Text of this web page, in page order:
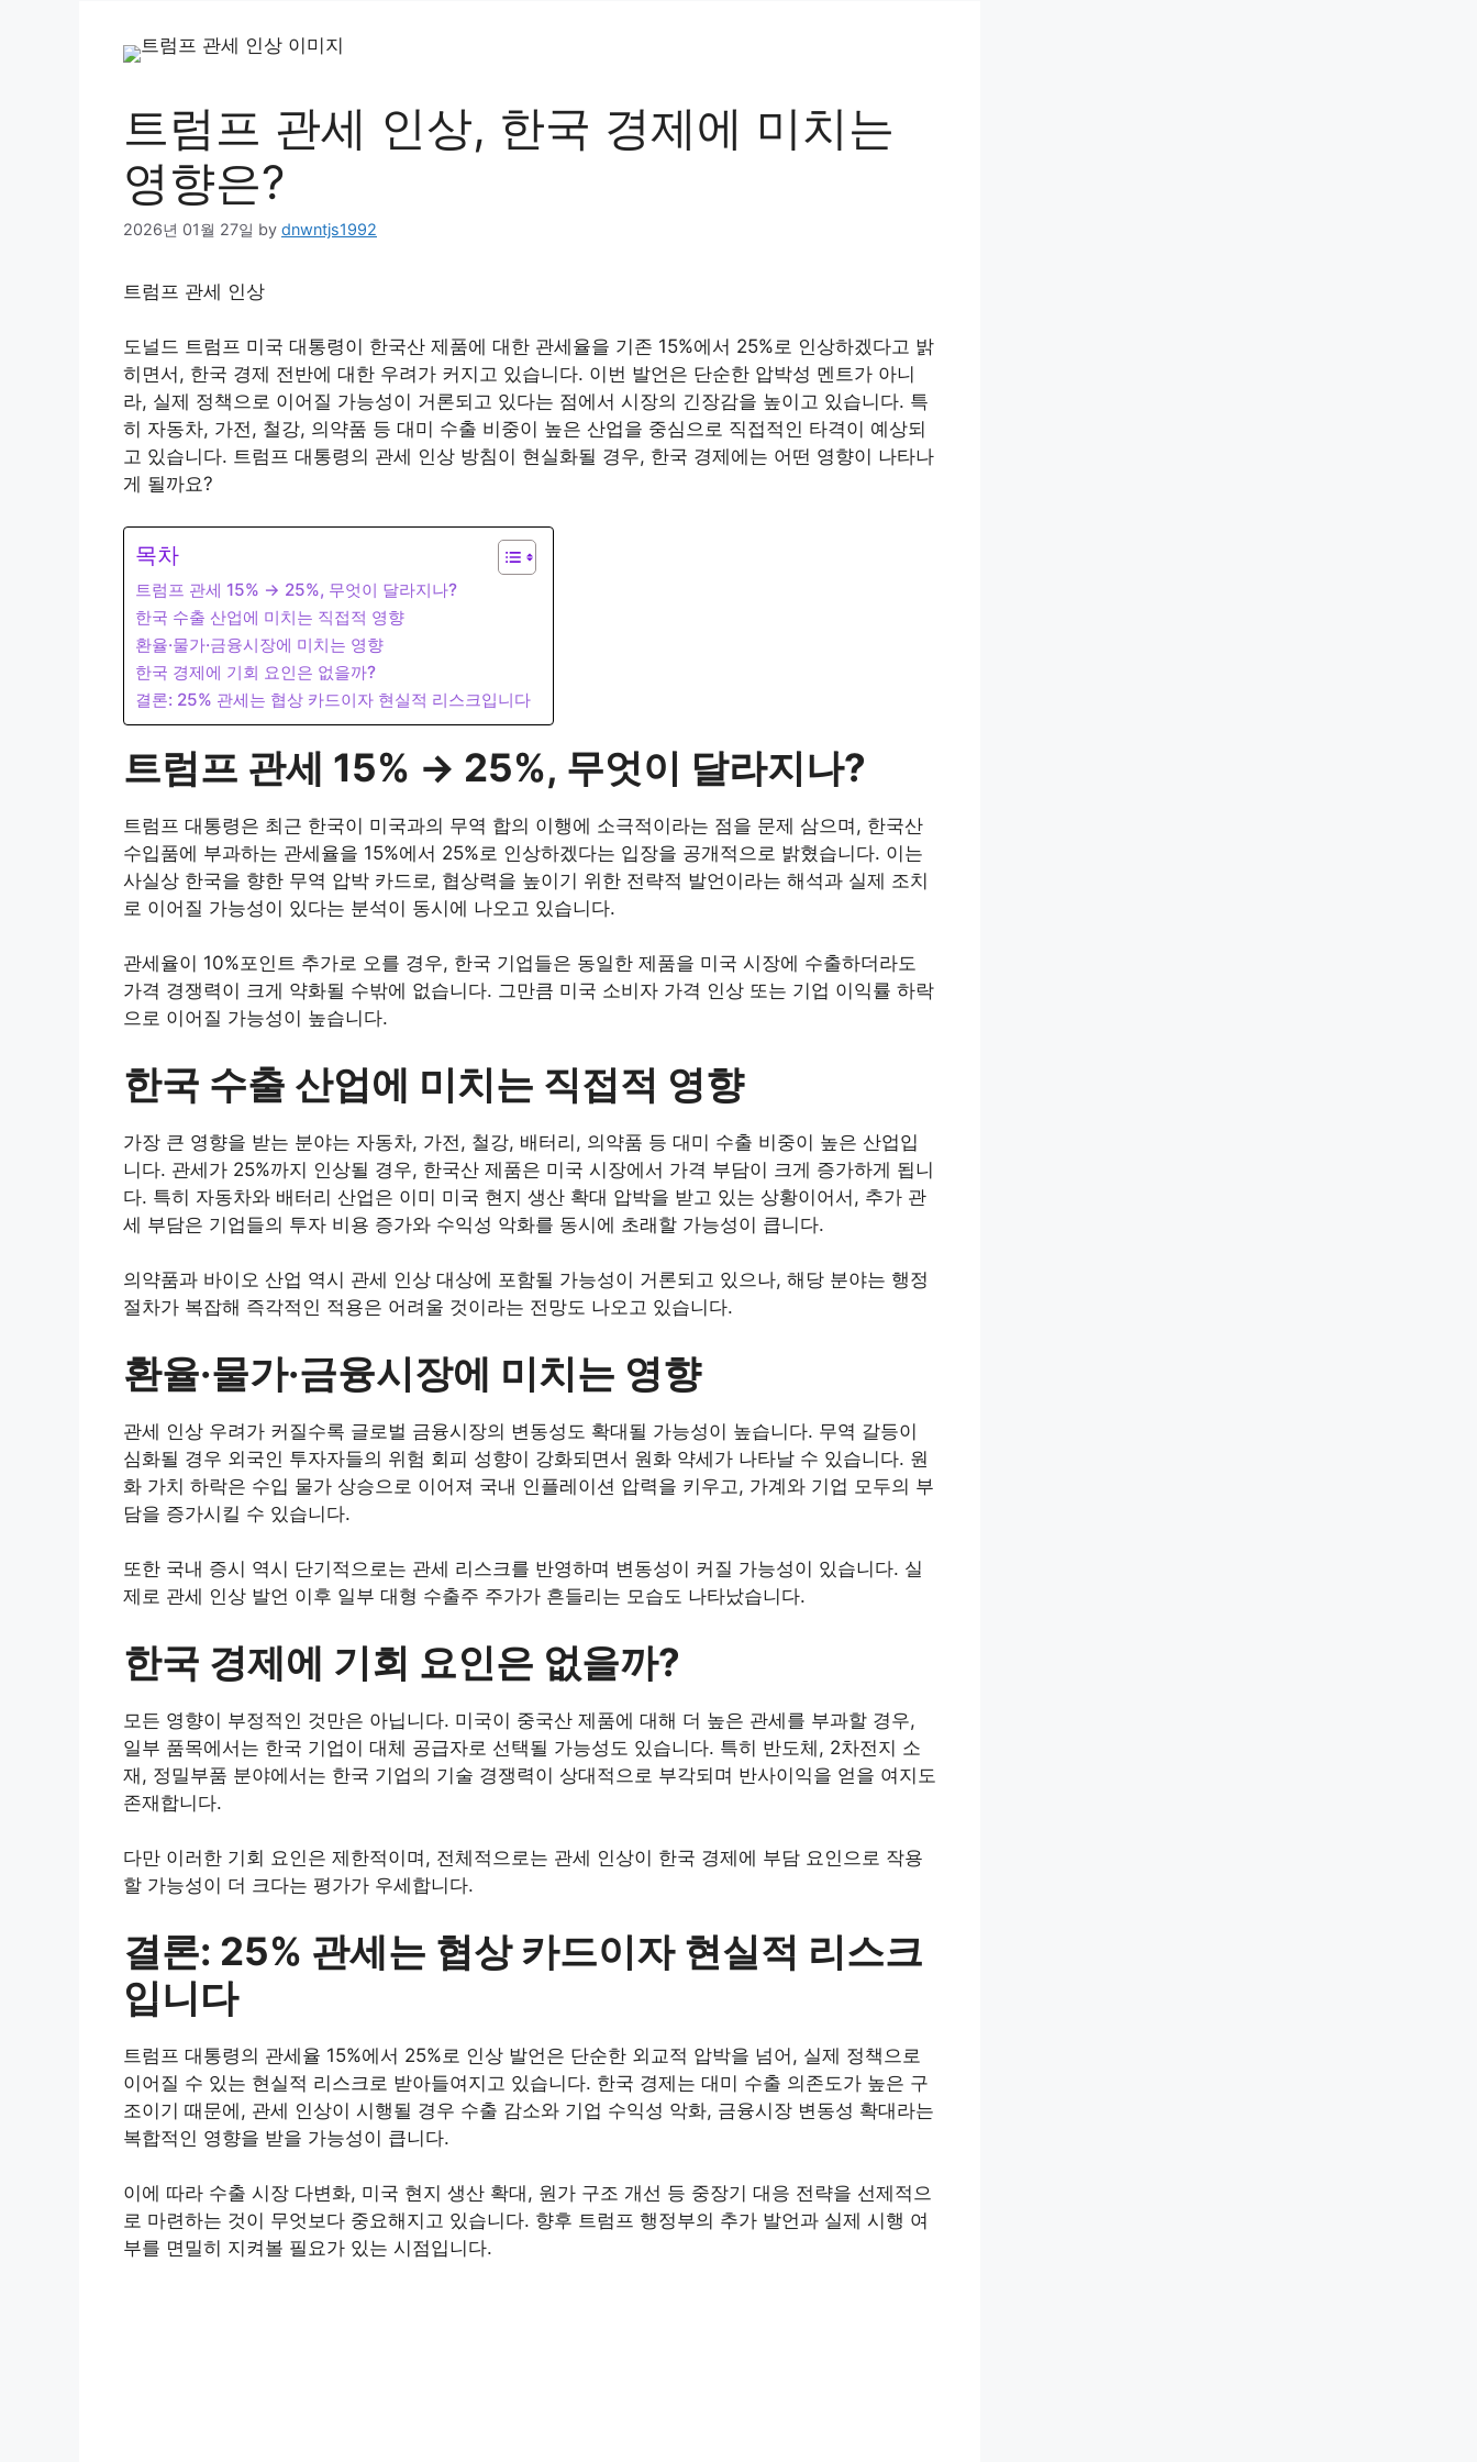
트럼프 관세 인상, 한국 경제에 미치는
영향은?
2026년 01월 27일 by dnwntjs1992
트럼프 관세 인상
도널드 트럼프 미국 대통령이 한국산 제품에 대한 관세율을 기존 15%에서 25%로 인상하겠다고 밝
히면서, 한국 경제 전반에 대한 우려가 커지고 있습니다. 이번 발언은 단순한 압박성 멘트가 아니
라, 실제 정책으로 이어질 가능성이 거론되고 있다는 점에서 시장의 긴장감을 높이고 있습니다. 특
히 자동차, 가전, 철강, 의약품 등 대미 수출 비중이 높은 산업을 중심으로 직접적인 타격이 예상되
고 있습니다. 트럼프 대통령의 관세 인상 방침이 현실화될 경우, 한국 경제에는 어떤 영향이 나타나
게 될까요?
목차
트럼프 관세 15% → 25%, 무엇이 달라지나?
한국 수출 산업에 미치는 직접적 영향
환율·물가·금융시장에 미치는 영향
한국 경제에 기회 요인은 없을까?
결론: 25% 관세는 협상 카드이자 현실적 리스크입니다
트럼프 관세 15% → 25%, 무엇이 달라지나?
트럼프 대통령은 최근 한국이 미국과의 무역 합의 이행에 소극적이라는 점을 문제 삼으며, 한국산
수입품에 부과하는 관세율을 15%에서 25%로 인상하겠다는 입장을 공개적으로 밝혔습니다. 이는
사실상 한국을 향한 무역 압박 카드로, 협상력을 높이기 위한 전략적 발언이라는 해석과 실제 조치
로 이어질 가능성이 있다는 분석이 동시에 나오고 있습니다.
관세율이 10%포인트 추가로 오를 경우, 한국 기업들은 동일한 제품을 미국 시장에 수출하더라도
가격 경쟁력이 크게 약화될 수밖에 없습니다. 그만큼 미국 소비자 가격 인상 또는 기업 이익률 하락
으로 이어질 가능성이 높습니다.
한국 수출 산업에 미치는 직접적 영향
가장 큰 영향을 받는 분야는 자동차, 가전, 철강, 배터리, 의약품 등 대미 수출 비중이 높은 산업입
니다. 관세가 25%까지 인상될 경우, 한국산 제품은 미국 시장에서 가격 부담이 크게 증가하게 됩니
다. 특히 자동차와 배터리 산업은 이미 미국 현지 생산 확대 압박을 받고 있는 상황이어서, 추가 관
세 부담은 기업들의 투자 비용 증가와 수익성 악화를 동시에 초래할 가능성이 큽니다.
의약품과 바이오 산업 역시 관세 인상 대상에 포함될 가능성이 거론되고 있으나, 해당 분야는 행정
절차가 복잡해 즉각적인 적용은 어려울 것이라는 전망도 나오고 있습니다.
환율·물가·금융시장에 미치는 영향
관세 인상 우려가 커질수록 글로벌 금융시장의 변동성도 확대될 가능성이 높습니다. 무역 갈등이
심화될 경우 외국인 투자자들의 위험 회피 성향이 강화되면서 원화 약세가 나타날 수 있습니다. 원
화 가치 하락은 수입 물가 상승으로 이어져 국내 인플레이션 압력을 키우고, 가계와 기업 모두의 부
담을 증가시킬 수 있습니다.
또한 국내 증시 역시 단기적으로는 관세 리스크를 반영하며 변동성이 커질 가능성이 있습니다. 실
제로 관세 인상 발언 이후 일부 대형 수출주 주가가 흔들리는 모습도 나타났습니다.
한국 경제에 기회 요인은 없을까?
모든 영향이 부정적인 것만은 아닙니다. 미국이 중국산 제품에 대해 더 높은 관세를 부과할 경우,
일부 품목에서는 한국 기업이 대체 공급자로 선택될 가능성도 있습니다. 특히 반도체, 2차전지 소
재, 정밀부품 분야에서는 한국 기업의 기술 경쟁력이 상대적으로 부각되며 반사이익을 얻을 여지도
존재합니다.
다만 이러한 기회 요인은 제한적이며, 전체적으로는 관세 인상이 한국 경제에 부담 요인으로 작용
할 가능성이 더 크다는 평가가 우세합니다.
결론: 25% 관세는 협상 카드이자 현실적 리스크
입니다
트럼프 대통령의 관세율 15%에서 25%로 인상 발언은 단순한 외교적 압박을 넘어, 실제 정책으로
이어질 수 있는 현실적 리스크로 받아들여지고 있습니다. 한국 경제는 대미 수출 의존도가 높은 구
조이기 때문에, 관세 인상이 시행될 경우 수출 감소와 기업 수익성 악화, 금융시장 변동성 확대라는
복합적인 영향을 받을 가능성이 큽니다.
이에 따라 수출 시장 다변화, 미국 현지 생산 확대, 원가 구조 개선 등 중장기 대응 전략을 선제적으
로 마련하는 것이 무엇보다 중요해지고 있습니다. 향후 트럼프 행정부의 추가 발언과 실제 시행 여
부를 면밀히 지켜볼 필요가 있는 시점입니다.